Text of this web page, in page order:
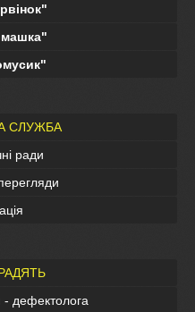
СЛУЖБА
ради
- дефектолога